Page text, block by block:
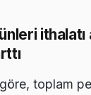
ithalatı
toplam